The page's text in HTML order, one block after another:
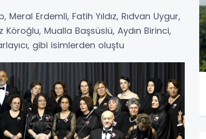
Erdemli, Fatih Yıldız, Rıdvan Uygur,
Köroğlu, Mualla Başsüslü, Aydın Birinci,
gibi isimlerden oluştu